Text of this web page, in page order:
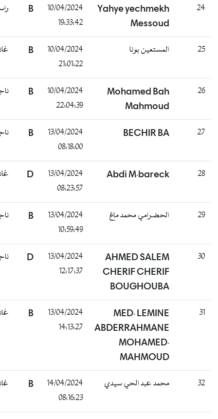
Yahye yechmekh
Messoud
10/04/2024
19:33:42
B راسب
المستعين بونا
10/04/2024
21:01:22
B غائب
Mohamed Bah
Mahmoud
10/04/2024
22:04:39
B ناجح
BECHIR BA
13/04/2024
08:18:00
B ناجح
Abdi M.bareck
13/04/2024
08:23:57
D غائب
الحضرامي محمد ماغ
13/04/2024
10:59:49
B ناجح
AHMED SALEM
CHERIF CHERIF
BOUGHOUBA
13/04/2024
12:17:37
D ناجح
MED. LEMINE
ABDERRAHMANE
MOHAMED.
MAHMOUD
13/04/2024
14:13:27
B غائب
محمد عبد الحي سيدي
14/04/2024
08:16:23
B غائب